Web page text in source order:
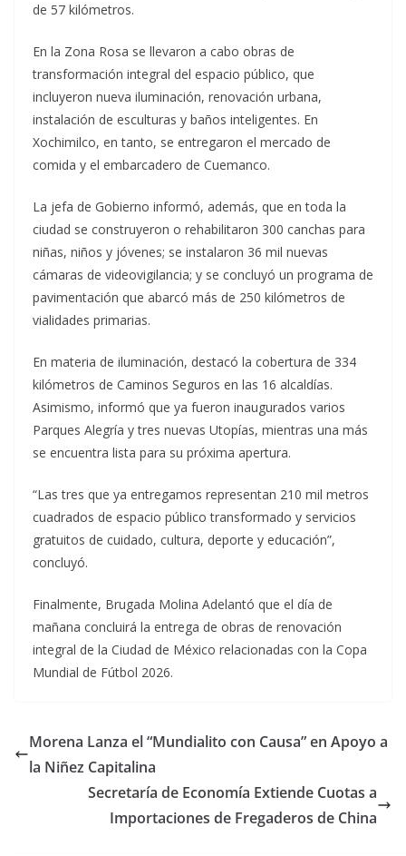
de 57 kilómetros.
En la Zona Rosa se llevaron a cabo obras de
transformación integral del espacio público, que
incluyeron nueva iluminación, renovación urbana,
instalación de esculturas y baños inteligentes. En
Xochimilco, en tanto, se entregaron el mercado de
comida y el embarcadero de Cuemanco.
La jefa de Gobierno informó, además, que en toda la
ciudad se construyeron o rehabilitaron 300 canchas para
niñas, niños y jóvenes; se instalaron 36 mil nuevas
cámaras de videovigilancia; y se concluyó un programa de
pavimentación que abarcó más de 250 kilómetros de
vialidades primarias.
En materia de iluminación, destacó la cobertura de 334
kilómetros de Caminos Seguros en las 16 alcaldías.
Asimismo, informó que ya fueron inaugurados varios
Parques Alegría y tres nuevas Utopías, mientras una más
se encuentra lista para su próxima apertura.
“Las tres que ya entregamos representan 210 mil metros
cuadrados de espacio público transformado y servicios
gratuitos de cuidado, cultura, deporte y educación”,
concluyó.
Finalmente, Brugada Molina Adelantó que el día de
mañana concluirá la entrega de obras de renovación
integral de la Ciudad de México relacionadas con la Copa
Mundial de Fútbol 2026.
Morena Lanza el “Mundialito con Causa” en Apoyo a
la Niñez Capitalina
Secretaría de Economía Extiende Cuotas a
Importaciones de Fregaderos de China